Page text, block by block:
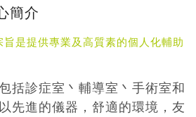
簡介
是提供專業及高質素的個人化輔助
括診症室丶輔導室丶手術室和
先進的儀器，舒適的環境，友